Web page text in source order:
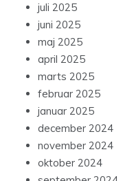
juli 2025
juni 2025
maj 2025
april 2025
marts 2025
februar 2025
januar 2025
december 2024
november 2024
oktober 2024